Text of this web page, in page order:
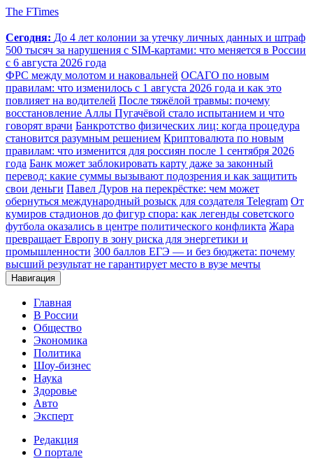
The FTimes
Сегодня: До 4 лет колонии за утечку личных данных и штраф
500 тысяч за нарушения с SIM-картами: что меняется в России
с 6 августа 2026 года
ФРС между молотом и наковальней ОСАГО по новым
правилам: что изменилось с 1 августа 2026 года и как это
повлияет на водителей После тяжёлой травмы: почему
восстановление Аллы Пугачёвой стало испытанием и что
говорят врачи Банкротство физических лиц: когда процедура
становится разумным решением Криптовалюта по новым
правилам: что изменится для россиян после 1 сентября 2026
года Банк может заблокировать карту даже за законный
перевод: какие суммы вызывают подозрения и как защитить
свои деньги Павел Дуров на перекрёстке: чем может
обернуться международный розыск для создателя Telegram От
кумиров стадионов до фигур спора: как легенды советского
футбола оказались в центре политического конфликта Жара
превращает Европу в зону риска для энергетики и
промышленности 300 баллов ЕГЭ — и без бюджета: почему
высший результат не гарантирует место в вузе мечты
Навигация
Главная
В России
Общество
Экономика
Политика
Шоу-бизнес
Наука
Здоровье
Авто
Эксперт
Редакция
О портале